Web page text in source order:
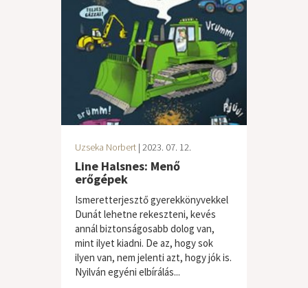
Uzseka Norbert | 2023. 07. 12.
Line Halsnes: Menő
erőgépek
Ismeretterjesztő gyerekkönyvekkel
Dunát lehetne rekeszteni, kevés
annál biztonságosabb dolog van,
mint ilyet kiadni. De az, hogy sok
ilyen van, nem jelenti azt, hogy jók is.
Nyilván egyéni elbírálás...